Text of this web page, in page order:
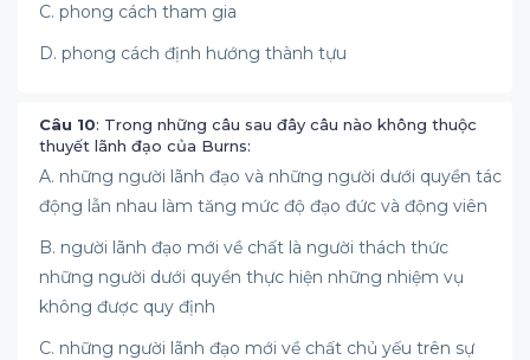
C. phong cách tham gia
D. phong cách định hướng thành tựu
Câu 10: Trong những câu sau đây câu nào không thuộc
thuyết lãnh đạo của Burns:
A. những người lãnh đạo và những người dưới quyền tác
động lẫn nhau làm tăng mức độ đạo đức và động viên
B. người lãnh đạo mới về chất là người thách thức
những người dưới quyền thực hiện những nhiệm vụ
không được quy định
C. những người lãnh đạo mới về chất chủ yếu trên sự